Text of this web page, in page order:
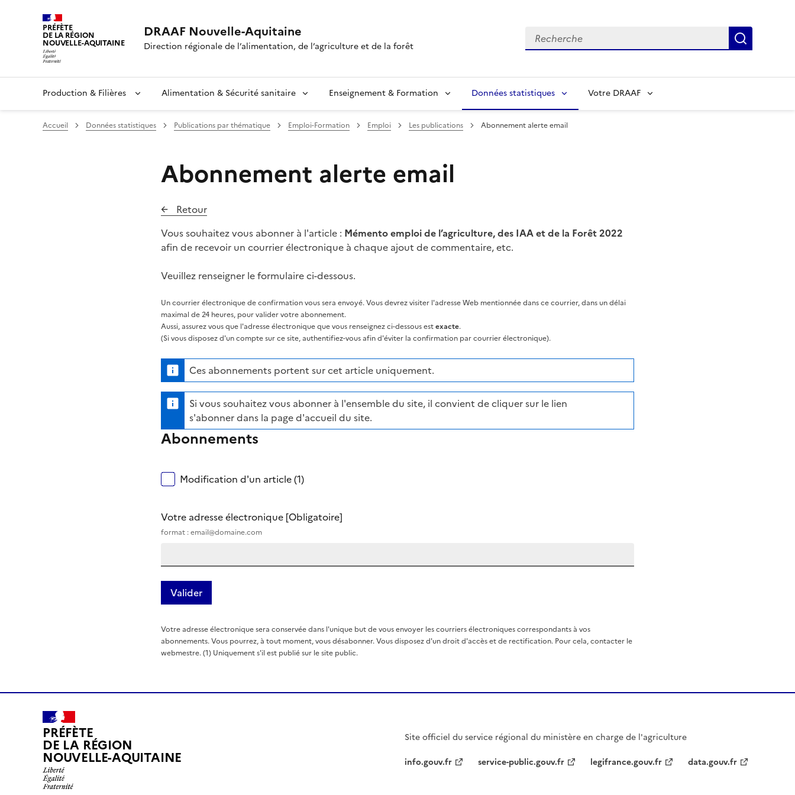
PRÉFÈTE
DE LA RÉGION
NOUVELLE-AQUITAINE
DRAAF Nouvelle-Aquitaine
Direction régionale de l’alimentation, de l’agriculture et de la forêt
Recherche
Production & Filières Alimentation & Sécurité sanitaire Enseignement & Formation Données statistiques Votre DRAAF
Accueil Données statistiques Publications par thématique Emploi-Formation Emploi Les publications Abonnement alerte email
Abonnement alerte email
Retour
Vous souhaitez vous abonner à l'article : Mémento emploi de l’agriculture, des IAA et de la Forêt 2022
afin de recevoir un courrier électronique à chaque ajout de commentaire, etc.
Veuillez renseigner le formulaire ci-dessous.
Un courrier électronique de confirmation vous sera envoyé. Vous devrez visiter l'adresse Web mentionnée dans ce courrier, dans un délai
maximal de 24 heures, pour valider votre abonnement.
Aussi, assurez vous que l'adresse électronique que vous renseignez ci-dessous estexacte.
(Si vous disposez d'un compte sur ce site, authentifiez-vous afin d'éviter la confirmation par courrier électronique).
Ces abonnements portent sur cet article uniquement.
Si vous souhaitez vous abonner à l'ensemble du site, il convient de cliquer sur le lien
s'abonner dans la page d'accueil du site.
Abonnements
Modification d'un article (1)
Votre adresse électronique [Obligatoire]
format : email@domaine.com
Votre adresse électronique sera conservée dans l'unique but de vous envoyer les courriers électroniques correspondants à vos
abonnements. Vous pourrez, à tout moment, vous désabonner. Vous disposez d'un droit d'accès et de rectification. Pour cela, contacter le
webmestre. (1) Uniquement s'il est publié sur le site public.
PRÉFÈTE
DE LA RÉGION
NOUVELLE-AQUITAINE
Site officiel du service régional du ministère en charge de l'agriculture
info.gouv.fr
service-public.gouv.fr legifrance.gouv.fr data.gouv.fr